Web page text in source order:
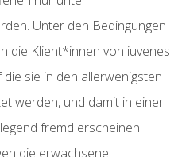
Unter den Bedingungen
die Klient*innen von iuvenes
sie in den allerwenigsten
werden, und damit in einer
fremd erscheinen
die erwachsene